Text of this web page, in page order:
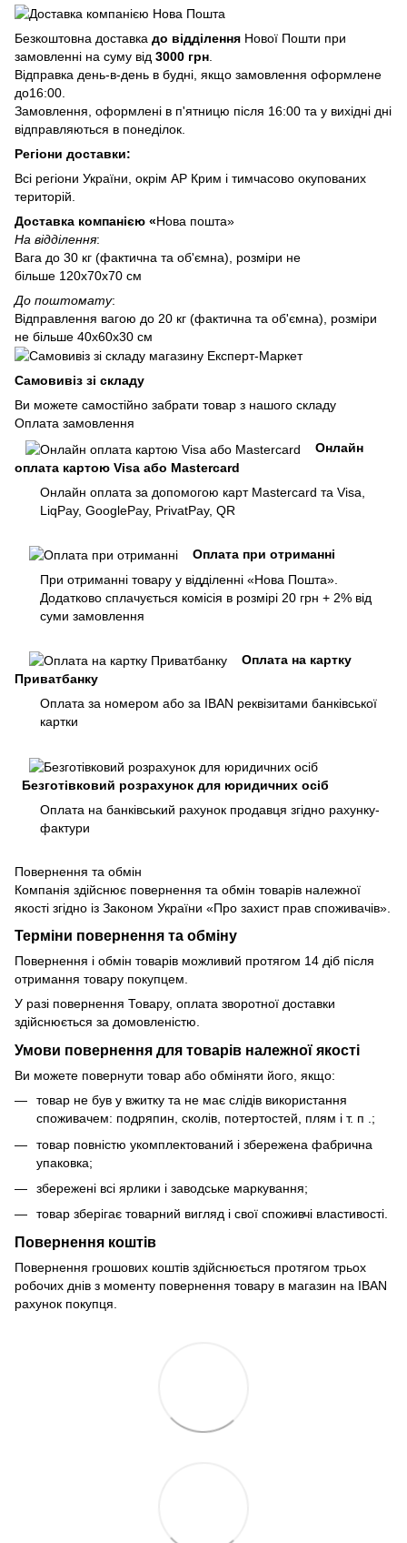
Безкоштовна доставка до відділення Нової Пошти при
замовленні на суму від 3000 грн
Відправка день-в-день в будні, якщо замовлення оформлене
до16:00.
Замовлення, оформлені в п'ятницю після 16:00 та у вихідні дні
відправляються в понеділок.
Регіони доставки:
Всі регіони України, окрім АР Крим і тимчасово окупованих
територій.
Доставка компанією «Нова пошта»
На відділення:
Вага до 30 кг (фактична та об'ємна), розміри не
більше 120х70х70 см
До поштомату:
Відправлення вагою до 20 кг (фактична та об'ємна), розміри
не більше 40х60х30 см
Самовивіз зі складу
Ви можете самостійно забрати товар з нашого складу
Оплата замовлення
Онлайн
оплата картою Visa або Mastercard
Онлайн оплата за допомогою карт Mastercard та Visa,
LiqPay, GooglePay, PrivatPay, QR
Оплата при отриманні
При отриманні товару у відділенні «Нова Пошта».
Додатково сплачується комісія в розмірі 20 грн + 2% від
суми замовлення
Оплата на картку
Приватбанку
Оплата за номером або за IBAN реквізитами банківської
картки
Безготівковий розрахунок для юридичних осіб
Оплата на банківський рахунок продавця згідно рахунку-
фактури
Повернення та обмін
Компанія здійснює повернення та обмін товарів належної
якості згідно із Законом України «Про захист прав споживачів».
Терміни повернення та обміну
Повернення і обмін товарів можливий протягом 14 діб після
отримання товару покупцем.
У разі повернення Товару, оплата зворотної доставки
здійснюється за домовленістю.
Умови повернення для товарів належної якості
Ви можете повернути товар або обміняти його, якщо:
товар не був у вжитку та не має слідів використання
споживачем: подряпин, сколів, потертостей, плям і т. п .;
товар повністю укомплектований і збережена фабрична
упаковка;
збережені всі ярлики і заводське маркування;
товар зберігає товарний вигляд і свої споживчі властивості.
Повернення коштів
Повернення грошових коштів здійснюється протягом трьох
робочих днів з моменту повернення товару в магазин на IBAN
рахунок покупця.